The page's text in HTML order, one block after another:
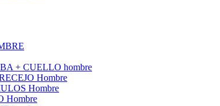
+ CUELLO hombre
Hombre
Hombre
Hombre